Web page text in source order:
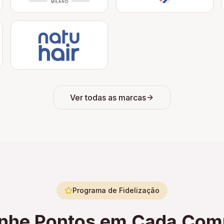
Ver todas as marcas
Programa de Fidelização